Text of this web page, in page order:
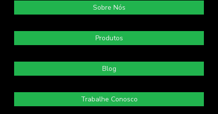
Sobre Nós
Produtos
Blog
Trabalhe Conosco